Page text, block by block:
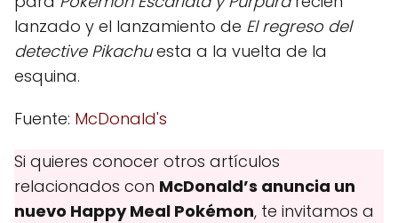
lanzado y el lanzamiento de El regreso del
detective Pikachuesta a la vuelta de la
esquina.
Fuente: McDonald's
Si quieres conocer otros artículos
relacionados con McDonald’s anuncia un
nuevo Happy Meal Pokémon, te invitamos a